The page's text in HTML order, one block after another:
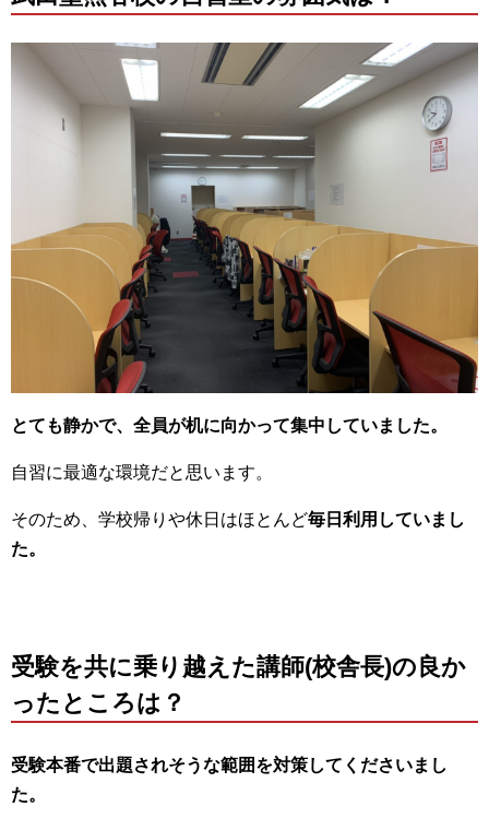
とても静かで、全員が机に向かって集中していました。
自習に最適な環境だと思います。
そのため、学校帰りや休日はほとんど毎日利用していまし
た。
受験を共に乗り越えた講師(校舎長)の良か
ったところは？
受験本番で出題されそうな範囲を対策してくださいまし
た。